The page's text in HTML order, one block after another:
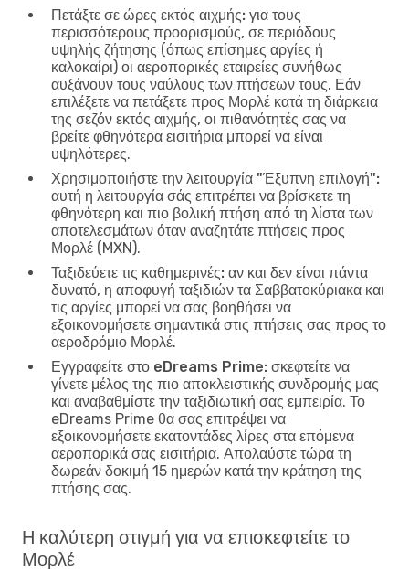
Πετάξτε σε ώρες εκτός αιχμής: για τους
περισσότερους προορισμούς, σε περιόδους
υψηλής ζήτησης (όπως επίσημες αργίες ή
καλοκαίρι) οι αεροπορικές εταιρείες συνήθως
αυξάνουν τους ναύλους των πτήσεων τους. Εάν
επιλέξετε να πετάξετε προς Μορλέ κατά τη διάρκεια
της σεζόν εκτός αιχμής, οι πιθανότητές σας να
βρείτε φθηνότερα εισιτήρια μπορεί να είναι
υψηλότερες.
Χρησιμοποιήστε την λειτουργία "Έξυπνη επιλογή":
αυτή η λειτουργία σάς επιτρέπει να βρίσκετε τη
φθηνότερη και πιο βολική πτήση από τη λίστα των
αποτελεσμάτων όταν αναζητάτε πτήσεις προς
Μορλέ (MXN).
Ταξιδεύετε τις καθημερινές: αν και δεν είναι πάντα
δυνατό, η αποφυγή ταξιδιών τα Σαββατοκύριακα και
τις αργίες μπορεί να σας βοηθήσει να
εξοικονομήσετε σημαντικά στις πτήσεις σας προς το
αεροδρόμιο Μορλέ.
Εγγραφείτε στο eDreams Prime: σκεφτείτε να
γίνετε μέλος της πιο αποκλειστικής συνδρομής μας
και αναβαθμίστε την ταξιδιωτική σας εμπειρία. Το
eDreams Prime θα σας επιτρέψει να
εξοικονομήσετε εκατοντάδες λίρες στα επόμενα
αεροπορικά σας εισιτήρια. Απολαύστε τώρα τη
δωρεάν δοκιμή 15 ημερών κατά την κράτηση της
πτήσης σας.
Η καλύτερη στιγμή για να επισκεφτείτε το
Μορλέ